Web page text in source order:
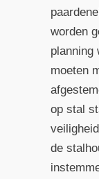
worden
planning
moeten
op stal
de